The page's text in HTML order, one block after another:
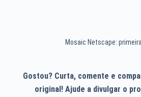
Mosaic Netscape:
Gostou? Curta, comente e
original! Ajude a divulgar o